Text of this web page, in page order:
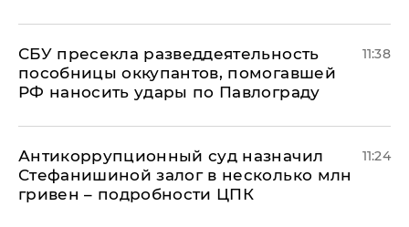
СБУ пресекла разведдеятельность
пособницы оккупантов, помогавшей
РФ наносить удары по Павлограду
11:38
Антикоррупционный суд назначил
Стефанишиной залог в несколько млн
гривен – подробности ЦПК
11:24